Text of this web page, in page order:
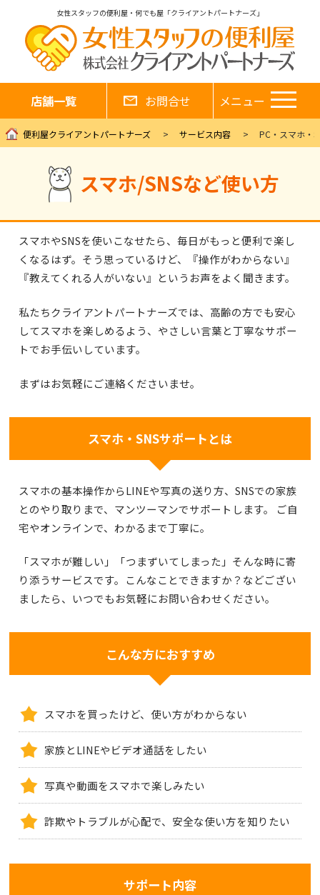
女性スタッフの便利屋・何でも屋「クライアントパートナーズ」
店舗一覧 お問合せ メニュー
便利屋クライアントパートナーズ サービス内容 PC・スマホ・
スマホ/SNSなど使い方
スマホやSNSを使いこなせたら、毎日がもっと便利で楽し
くなるはず。そう思っているけど、
『操作がわからない』
『教えてくれる人がいない』というお声をよく聞きます。
私たちクライアントパートナーズでは、高齢の方でも安心
してスマホを楽しめるよう、 やさしい言葉と丁寧なサポー
トでお手伝いしています。
まずはお気軽にご連絡くださいませ。
スマホ・SNSサポートとは
スマホの基本操作からLINEや写真の送り方、SNSでの家族
とのやり取りまで、 マンツーマンでサポート します。
ご自
宅やオンラインで、わかるまで丁寧に。
「スマホが難しい」「つまずいてしまった」そんな時に寄
り添うサービスです。こんなことできますか？などござい
ましたら、いつでもお気軽にお問い合わせください。
こんな方におすすめ
スマホを買ったけど、使い方がわからない
家族とLINEやビデオ通話をしたい
写真や動画をスマホで楽しみたい
詐欺やトラブルが心配で、安全な使い方を知りたい
サポート内容